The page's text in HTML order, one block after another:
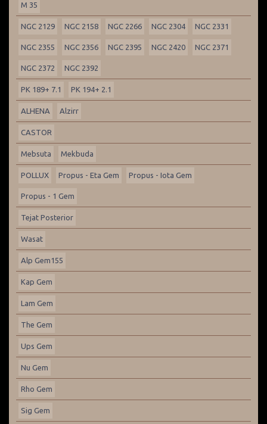
M 35
NGC 2129 NGC 2158 NGC 2266 NGC 2304 NGC 2331
NGC 2355 NGC 2356 NGC 2395 NGC 2420 NGC 2371
NGC 2372 NGC 2392
PK 189+ 7.1 PK 194+ 2.1
ALHENA Alzirr
CASTOR
Mebsuta Mekbuda
POLLUX Propus - Eta Gem Propus - Iota Gem
Propus - 1 Gem
Tejat Posterior
Wasat
Alp Gem155
Kap Gem
Lam Gem
The Gem
Ups Gem
Nu Gem
Rho Gem
Sig Gem